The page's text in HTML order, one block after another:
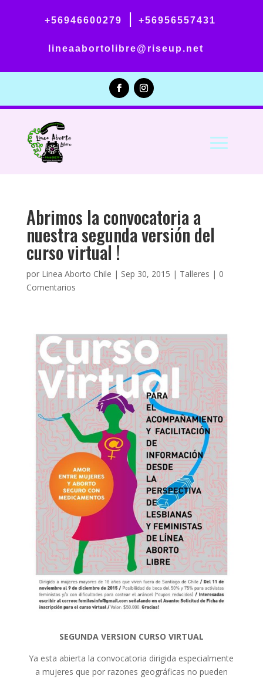
+56946600279 | +56956557431
lineaabortolibre@riseup.net
Abrimos la convocatoria a
nuestra segunda versión del
curso virtual !
por Linea Aborto Chile | Sep 30, 2015 | Talleres | 0
Comentarios
SEGUNDA VERSION CURSO VIRTUAL
Ya esta abierta la convocatoria dirigida especialmente
a mujeres que por razones geográficas no pueden